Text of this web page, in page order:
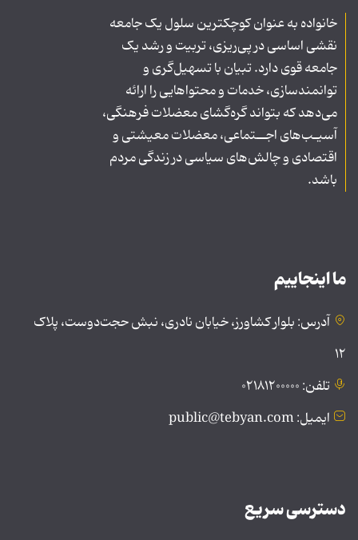
خانواده به عنوان کوچکترین سلول یک جامعه
نقشی اساسی در پی‌ریزی، تربیت و رشد یک
جامعه قوی دارد. تبیان با تسهیل‌گری و
توانمندسازی، خدمات و محتواهایی را ارائه
می‌دهد که بتواند گره‌گشای معضلات فرهنگی،
آسیـب‌های اجــتماعی، معضلات معیشتی و
اقتصادی و چالش‌های سیاسی در زندگی مردم
باشد.
ما اینجاییم
آدرس: بلوار کشاورز، خیابان نادری، نبش حجت‌دوست، پلاک
۱۲
تلفن: ۰۲۱۸۱۲۰۰۰۰۰
ایمیل: public@tebyan.com
دسترسی سریع